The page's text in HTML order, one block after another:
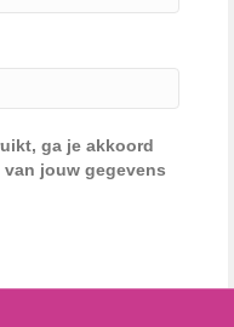
ga je akkoord
jouw gegevens